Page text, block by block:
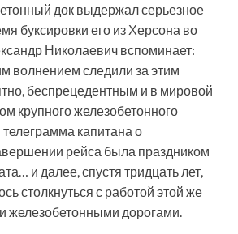
док выдержал серьезное
буксировки его из Херсона во
Николаевич вспоминает:
волнением следили за этим
беспрецедентным и в мировой
крупного железобетонного
капитана о
рейса была праздником
и далее, спустя тридцать лет,
столкнуться с работой этой же
железобетонными дорогами.